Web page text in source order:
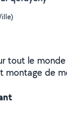
tout le
montage de